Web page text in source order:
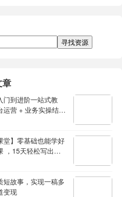
寻找资源
章
门到进阶一站式教
运营 + 业务实操结
绩稳步增长
堂】零基础也能学好
，15天轻松写出漂
短故事，实现一稿多
变现